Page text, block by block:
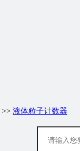
>> 液体粒子计数器